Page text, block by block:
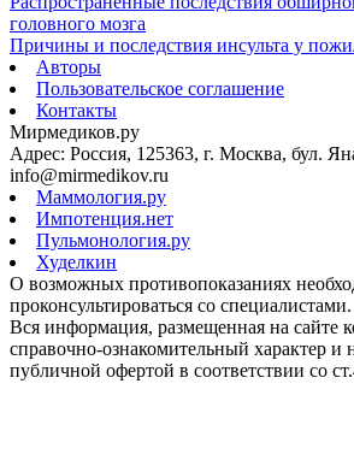
головного мозга
Причины и последствия инсульта у
Авторы
Пользовательское соглашение
Контакты
Мирмедиков.ру
Адрес: Россия, 125363, г. Москва, бул.
info@mirmedikov.ru
Маммология.ру
Импотенция.нет
Пульмонология.ру
Худелкин
О возможных противопоказаниях
проконсультироваться со специалистами.
Вся информация, размещенная на сайте
справочно-ознакомительный характер и
публичной офертой в соответствии со